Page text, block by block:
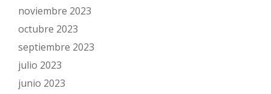
noviembre 2023
octubre 2023
septiembre 2023
julio 2023
junio 2023